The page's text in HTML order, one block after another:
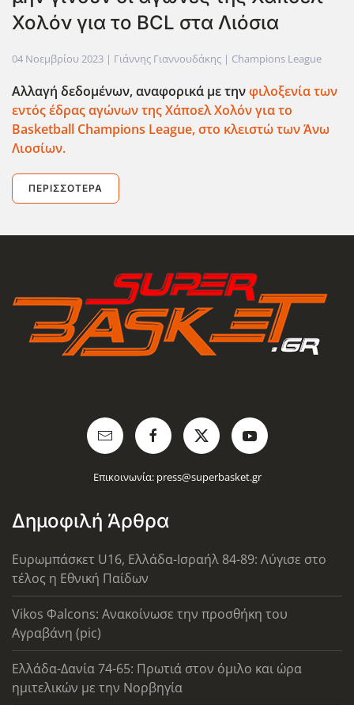
Χολόν για το BCL στα Λιόσια
04 Νοεμβρίου 2023 | Γιάννης Γιαννουδάκης | Champions League
Αλλαγή δεδομένων, αναφορικά με τηνφιλοξενία των
εντός έδρας αγώνων της Χάποελ Χολόν για το
Basketball Champions League, στο κλειστώ των Άνω
Λιοσίων.
ΠΕΡΙΣΣΌΤΕΡΑ
Επικοινωνία: press@superbasket.gr
Δημοφιλή Άρθρα
Ευρωμπάσκετ U16, Ελλάδα-Ισραήλ 84-89: Λύγισε στο
τέλος η Εθνική Παίδων
Vikos Φalcons: Ανακοίνωσε την προσθήκη του
Αγραβάνη (pic)
Ελλάδα-Δανία 74-65: Πρωτιά στον όμιλο και ώρα
ημιτελικών με την Νορβηγία